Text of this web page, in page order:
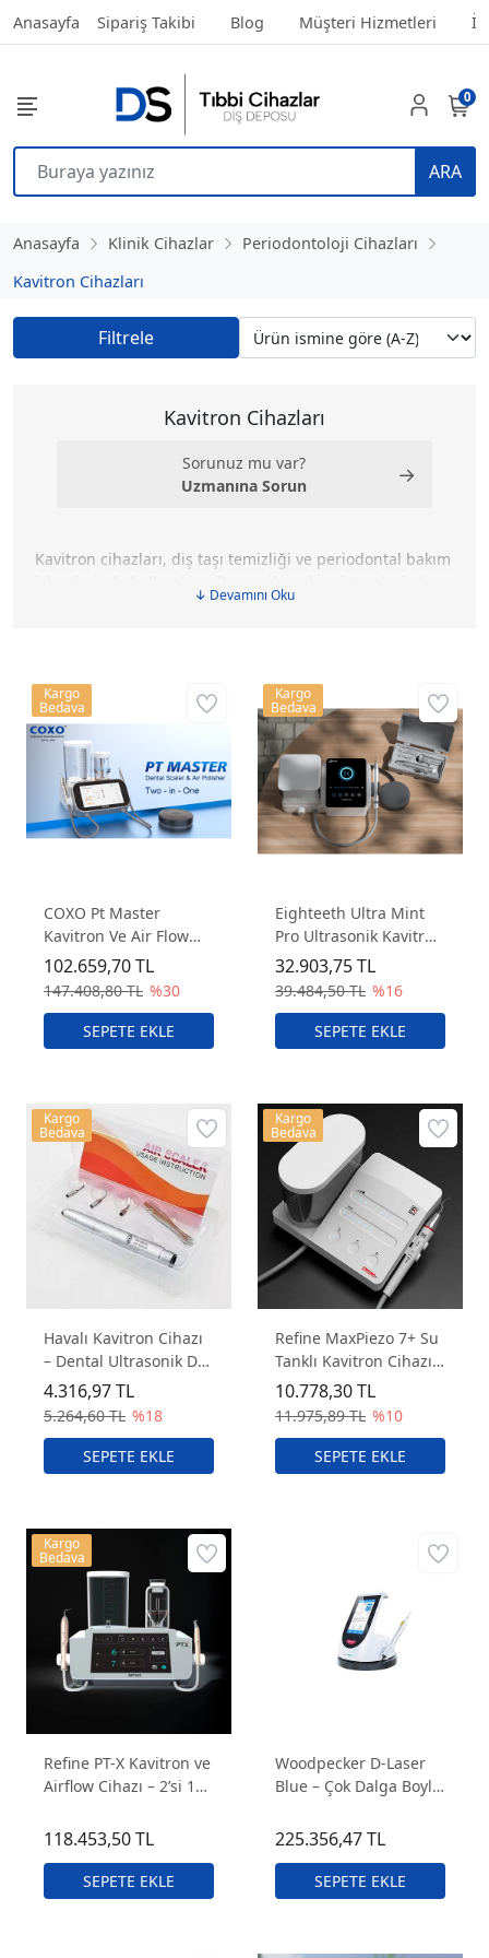
Anasayfa Sipariş Takibi Blog Müşteri Hizmetleri
ARA
0
Anasayfa Klinik Cihazlar
Periodontoloji Cihazları
Kavitron Cihazları
Filtrele
Kavitron Cihazları
Sorunuz mu var?
Uzmanına Sorun
→
Kavitron cihazları, diş taşı temizliği ve periodontal bakım
oluşur. Kategorimizde su hazneli, ünite monte, LED'li ve
geliştirilen bu ürünler, günlük kullanıma uygun
performanslarıyla diş hekimlerinin en sık tercih ettiği
periodontoloji ekipmanları arasında bulunur.
↓ Devamını Oku
COXO Pt Master
Kavitron Ve Air Flow
Cihazı
147.408,80 TL %30
102.659,70 TL
Kargo
Bedava
Eighteeth Ultra Mint
Pro Ultrasonik Kavitron
Cihazı – LED’li Su
Hazneli Diş Taşı
Temizleme Cihazı
39.484,50 TL %16
32.903,75 TL
Kargo
Bedava
Havalı Kavitron Cihazı
– Dental Ultrasonik Diş
Taşı Temizleme Cihazı
5.264,60 TL %18
4.316,97 TL
Kargo
Bedava
Refine MaxPiezo 7+ Su
Tanklı Kavitron Cihazı
(Işıklı)
11.975,89 TL %10
10.778,30 TL
Kargo
Bedava
Refine PT-X Kavitron ve
Airflow Cihazı – 2’si 1
Temizleme Cihazı
118.453,50 TL
Kargo
Bedava
Woodpecker D-Laser
Blue – Çok Dalga Boylu
225.356,47 TL